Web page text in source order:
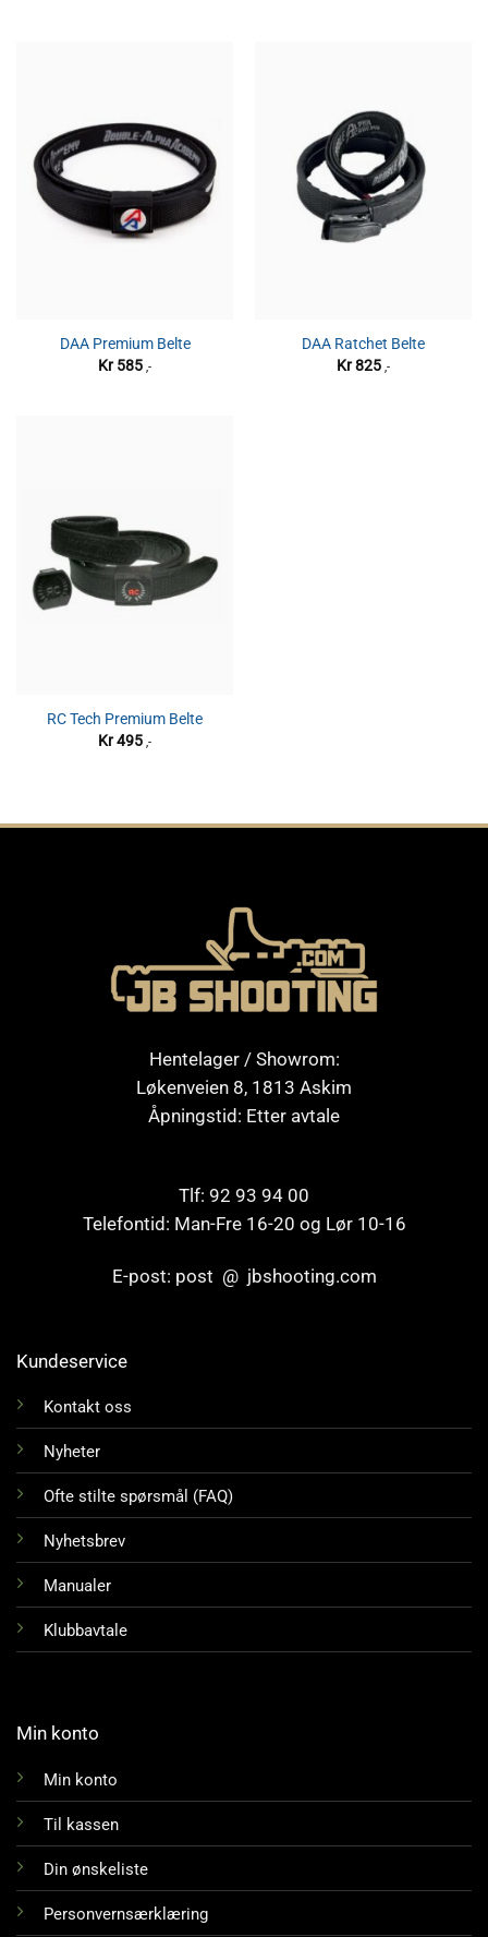
DAA Premium Belte
Kr585 ,-
DAA Ratchet Belte
Kr825 ,-
RC Tech Premium Belte
Kr495 ,-
Hentelager / Showrom:
Løkenveien 8, 1813 Askim
Åpningstid: Etter avtale
Tlf: 92 93 94 00
Telefontid: Man-Fre 16-20 og Lør 10-16
E-post: post @ jbshooting.com
Kundeservice
Kontakt oss
Nyheter
Ofte stilte spørsmål (FAQ)
Nyhetsbrev
Manualer
Klubbavtale
Min konto
Min konto
Til kassen
Din ønskeliste
Personvernsærklæring